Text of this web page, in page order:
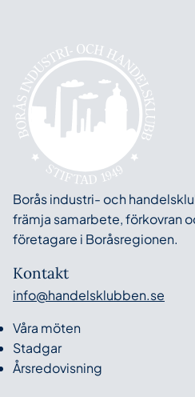
Borås industri- och
främja samarbete, förkovran
företagare i Boråsregionen.
Kontakt
info@handelsklubben.se
Våra möten
Stadgar
Årsredovisning